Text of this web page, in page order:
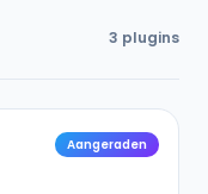
3 plugins
Aangeraden